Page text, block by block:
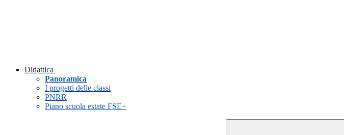
Didattica
Panoramica
I progetti delle classi
PNRR
Piano scuola estate FSE+